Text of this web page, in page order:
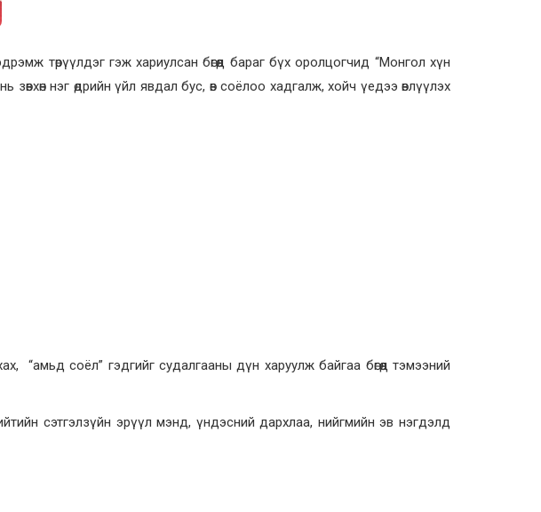
төрүүлдэг гэж хариулсан бөгөөд бараг бүх оролцогчид “Монгол хүн
нэг өдрийн үйл явдал бус, өв соёлоо хадгалж, хойч үедээ өвлүүлэх
соёл” гэдгийг судалгааны дүн харуулж байгаа бөгөөд тэмээний
сэтгэлзүйн эрүүл мэнд, үндэсний дархлаа, нийгмийн эв нэгдэлд